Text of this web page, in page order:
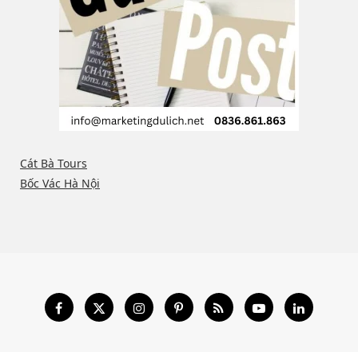
Cát Bà Tours
Bốc Vác Hà Nội